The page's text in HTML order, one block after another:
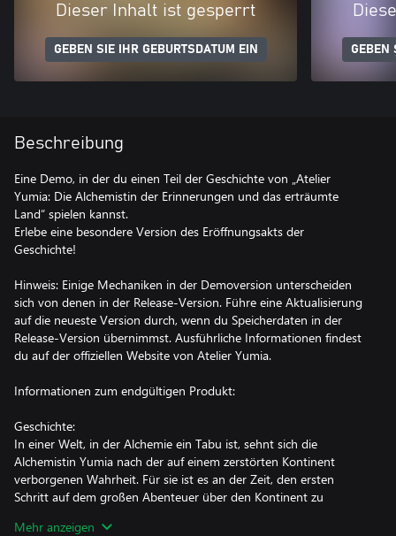
Dieser Inhalt ist gesperrt
GEBEN SIE IHR GEBURTSDATUM EIN GEBEN
Beschreibung
Eine Demo, in der du einen Teil der Geschichte von „Atelier
Yumia: Die Alchemistin der Erinnerungen und das erträumte
Land“ spielen kannst.
Erlebe eine besondere Version des Eröffnungsakts der
Geschichte!
Hinweis: Einige Mechaniken in der Demoversion unterscheiden
sich von denen in der Release-Version. Führe eine Aktualisierung
auf die neueste Version durch, wenn du Speicherdaten in der
Release-Version übernimmst. Ausführliche Informationen findest
du auf der offiziellen Website von Atelier Yumia.
Informationen zum endgültigen Produkt:
Geschichte:
In einer Welt, in der Alchemie ein Tabu ist, sehnt sich die
Alchemistin Yumia nach der auf einem zerstörten Kontinent
verborgenen Wahrheit. Für sie ist es an der Zeit, den ersten
Schritt auf dem großen Abenteuer über den Kontinent zu
Mehr anzeigen